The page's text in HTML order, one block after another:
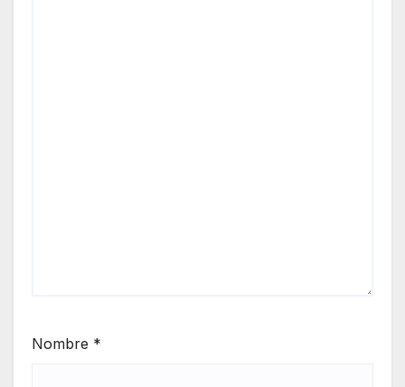
Nombre *